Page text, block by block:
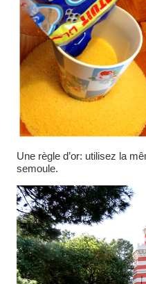
Une règle d’or: utilisez la
semoule.